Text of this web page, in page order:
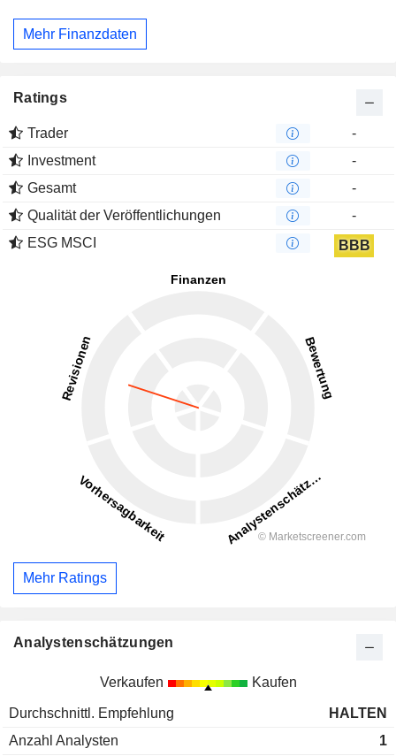
Mehr Finanzdaten
Ratings
Trader
-
Investment
-
Gesamt
-
Qualität der Veröffentlichungen
-
ESG MSCI
BBB
Mehr Ratings
Analystenschätzungen
Verkaufen Kaufen
Durchschnittl. Empfehlung
HALTEN
Anzahl Analysten
1